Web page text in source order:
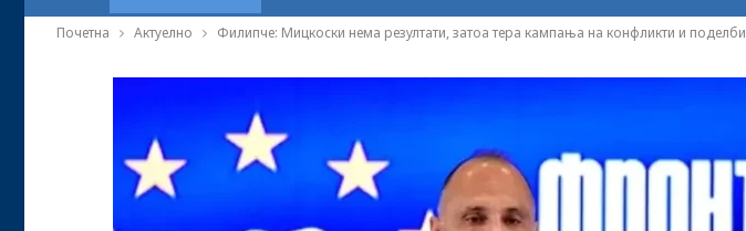
Почетна Актуелно Филипче: Мицкоски нема резултати, затоа тера кампања на конфликти и поделби